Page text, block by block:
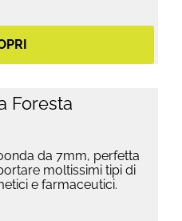
da 7mm, perfetta
moltissimi tipi di
e farmaceutici.